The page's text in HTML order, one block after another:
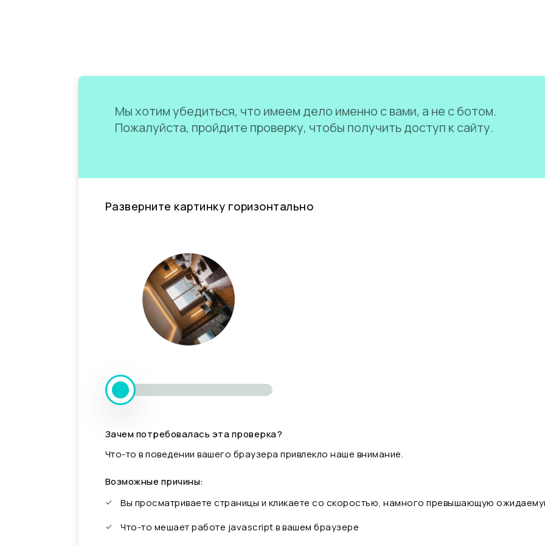
Мы хотим убедиться, что имеем дело именно с вами, а не с ботом.
Пожалуйста, пройдите проверку, чтобы получить доступ к сайту.
Разверните картинку горизонтально
Зачем потребовалась эта проверка?
Что-то в поведении вашего браузера привлекло наше внимание.
Возможные причины:
Вы просматриваете страницы и кликаете со скоростью, намного превышающую
Что-то мешает работе javascript в вашем браузере